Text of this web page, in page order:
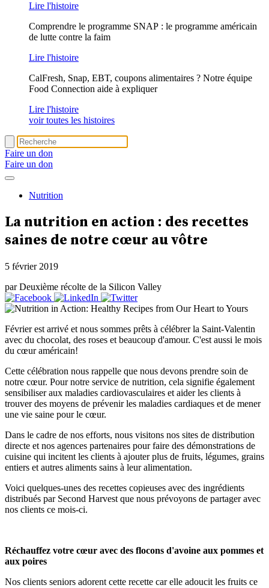
Lire l'histoire
Comprendre le programme SNAP : le programme américain
de lutte contre la faim
Lire l'histoire
CalFresh, Snap, EBT, coupons alimentaires ? Notre équipe
Food Connection aide à expliquer
Lire l'histoire
voir toutes les histoires
Faire un don
Faire un don
Nutrition
La nutrition en action : des recettes
saines de notre cœur au vôtre
5 février 2019
par Deuxième récolte de la Silicon Valley
Février est arrivé et nous sommes prêts à célébrer la Saint-Valentin
avec du chocolat, des roses et beaucoup d'amour. C'est aussi le mois
du cœur américain!
Cette célébration nous rappelle que nous devons prendre soin de
notre cœur. Pour notre service de nutrition, cela signifie également
sensibiliser aux maladies cardiovasculaires et aider les clients à
trouver des moyens de prévenir les maladies cardiaques et de mener
une vie saine pour le cœur.
Dans le cadre de nos efforts, nous visitons nos sites de distribution
directe et nos agences partenaires pour faire des démonstrations de
cuisine qui incitent les clients à ajouter plus de fruits, légumes, grains
entiers et autres aliments sains à leur alimentation.
Voici quelques-unes des recettes copieuses avec des ingrédients
distribués par Second Harvest que nous prévoyons de partager avec
nos clients ce mois-ci.
Réchauffez votre cœur avec des flocons d'avoine aux pommes et
aux poires
Nos clients seniors adorent cette recette car elle adoucit les fruits ce